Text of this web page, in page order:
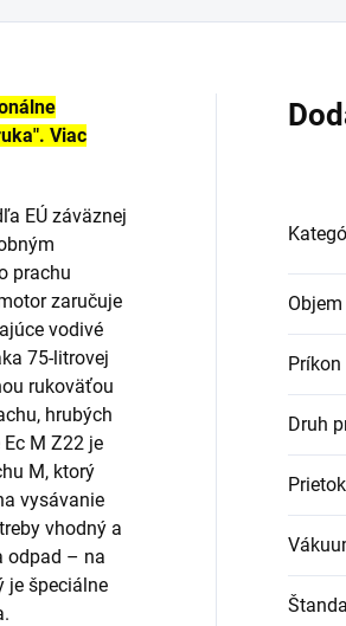
Viac
EÚ záväznej
prachu
zaručuje
vodivé
75-litrovej
rukoväťou
hrubých
M Z22 je
M, ktorý
vysávanie
vhodný a
odpad – na
je špeciálne
Príkon
Druh